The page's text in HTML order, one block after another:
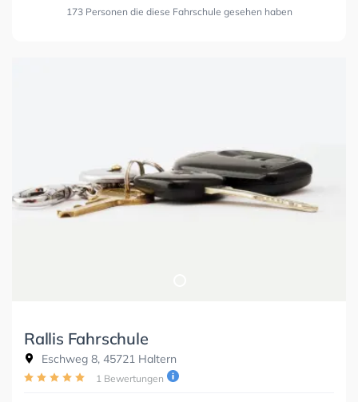
173 Personen die diese Fahrschule gesehen haben
Rallis Fahrschule
Eschweg 8, 45721 Haltern
1 Bewertungen